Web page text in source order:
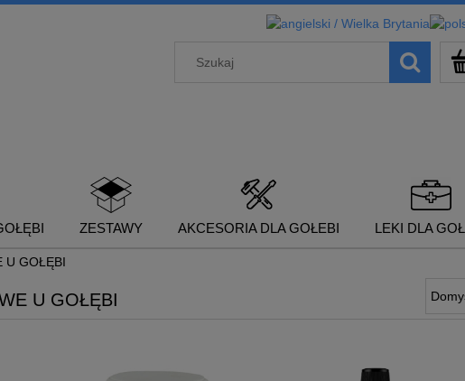
ZESTAWY AKCESORIA DLA GOŁEBI LEKI DLA
U GOŁĘBI
U GOŁĘBI